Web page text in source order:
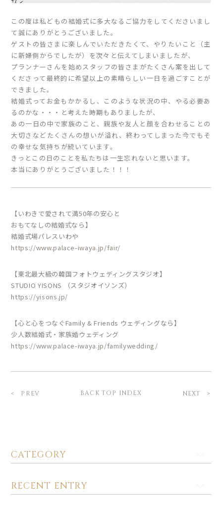
CATEGORY
RECENT ENTRY
この度は私どもの結婚式に多大なるご協力をしてくださいまし
て誠にありがとうございました。
ゲストの皆さまに楽しんでいただきたくて、やりたいこと（主
に新婦側からでしたが）を次々と伝えてしまいましたが、
プランナーさんを始めスタッフの皆さまがたくさん案を出して
くださって最終的に希望以上の素晴らしい一日を過ごすことが
できました。
結婚式ってお金もかかるし、このような状況の中、やる必要あ
るのかな・・・と考えた時期もありましたが、
あの一日の中で家族のこと、親族や友人と顔を合わせることの
大切さなどたくさんの想いが溢れ、終わってしまった今でもそ
の幸せな気持ちが続いています。
きっとこの日のことを私たちは一生忘れないと思います。
本当にありがとうございました！！！
【いわきで愛されて満50年の安心と
おもてなしの結婚式なら】
結婚式場パレスいわや
https://www.palace-iwaya.jp/fair/
【東北最大級の韓国フォトウェディングスタジオ】
STUDIO YISONS （スタジオイソンズ）
https://yisons.jp/
【心と心をつなぐFamily & Friends ウェディングなら】
少人数結婚式・家族婚ウェディング
https://www.palace-iwaya.jp/familywedding/
PREV BACK TOP INDEX NEXT